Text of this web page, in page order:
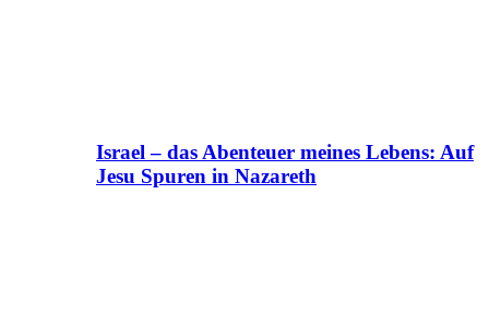
Israel – das Abenteuer meines Lebens: Auf
Jesu Spuren in Nazareth